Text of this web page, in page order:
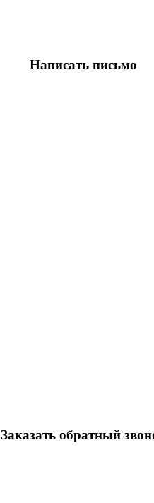
Написать письмо
Заказать обратный